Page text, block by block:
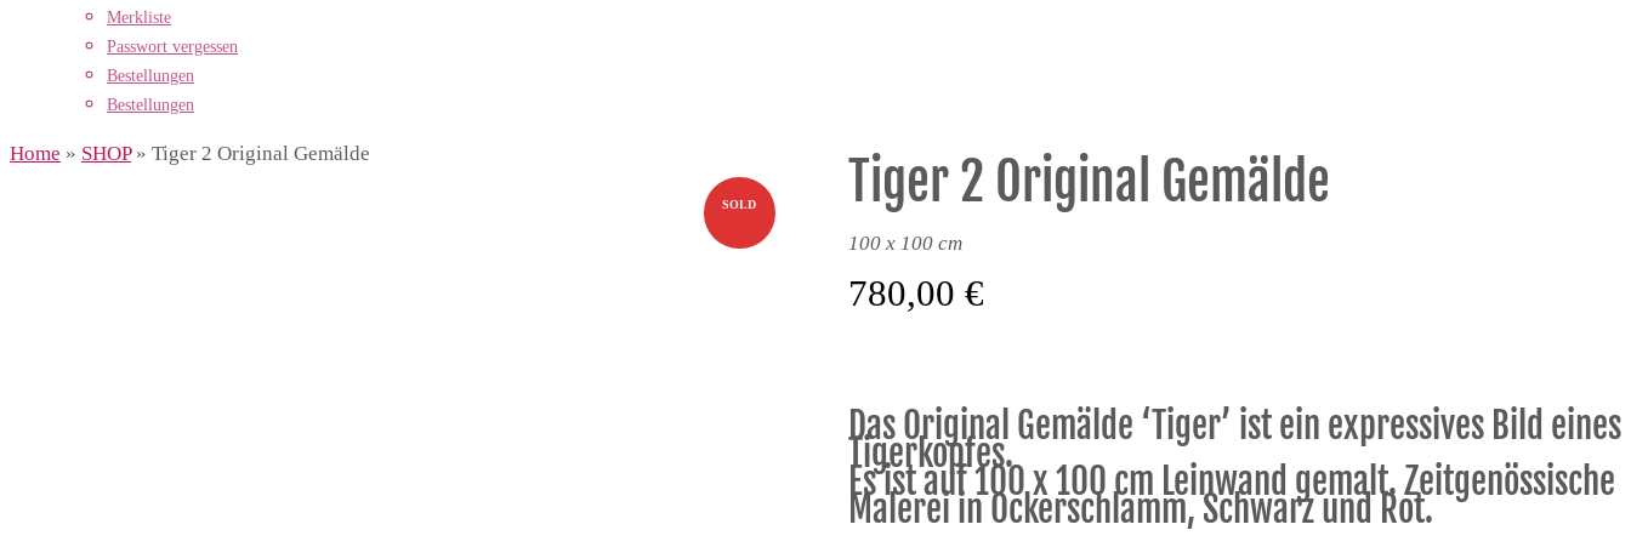
Merkliste
Passwort vergessen
Bestellungen
Bestellungen
Home » SHOP» Tiger 2 Original Gemälde
SOLD Tiger 2 Original Gemälde
100 x 100 cm
780,00 €
Das Original Gemälde ‘Tiger’ ist ein expressives Bild eines
Tigerkopfes.
Es ist auf 100 x 100 cm Leinwand gemalt. Zeitgenössische
Malerei in Ockerschlamm, Schwarz und Rot.